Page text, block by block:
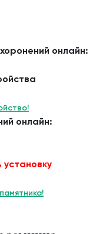
онлайн:
онлайн: